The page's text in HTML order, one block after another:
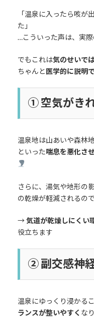
「温泉に入ったら咳が
た」
…こういった声は、実
でもこれは気のせいで
ちゃんと医学的に説明
① 空気がき
温泉地は山あいや森林
といった喘息を悪化さ
さらに、湯気や地形の
の乾燥が軽減されるの
→気道が乾燥しにくい
役立ちます
② 副交感神
温泉にゆっくり浸かる
ランスが整いやすく な